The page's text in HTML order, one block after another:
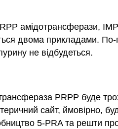
амідотрансферази,
двома прикладами.
не відбудеться.
PRPP буде
сайт, ймовірно,
5-PRA та решти